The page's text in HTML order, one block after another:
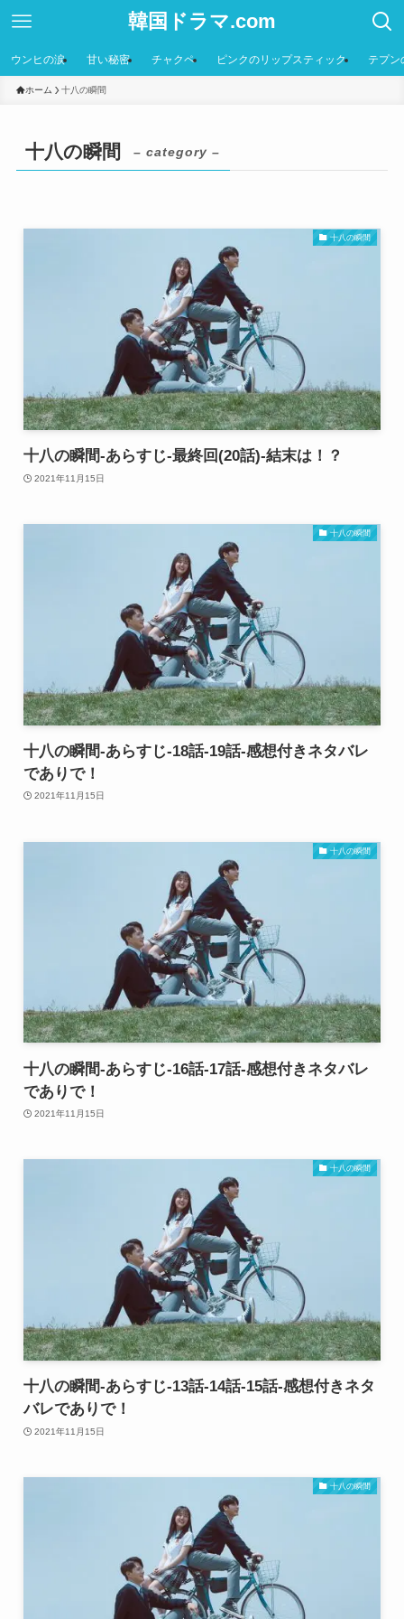
韓国ドラマ.com
ウンヒの涙 甘い秘密 チャクペ ピンクのリップスティック テプン
ホーム 十八の瞬間
十八の瞬間 – category –
十八の瞬間
十八の瞬間-あらすじ-最終回(20話)-結末は！？
2021年11月15日
十八の瞬間
十八の瞬間-あらすじ-18話-19話-感想付きネタバレ
でありで！
2021年11月15日
十八の瞬間
十八の瞬間-あらすじ-16話-17話-感想付きネタバレ
でありで！
2021年11月15日
十八の瞬間
十八の瞬間-あらすじ-13話-14話-15話-感想付きネタ
バレでありで！
2021年11月15日
十八の瞬間